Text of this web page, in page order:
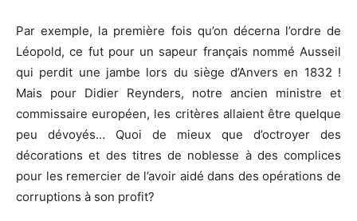
Par exemple, la première fois qu’on décerna l’ordre de
Léopold, ce fut pour un sapeur français nommé Ausseil
qui perdit une jambe lors du siège d’Anvers en 1832 !
Mais pour Didier Reynders, notre ancien ministre et
commissaire européen, les critères allaient être quelque
peu dévoyés… Quoi de mieux que d’octroyer des
décorations et des titres de noblesse à des complices
pour les remercier de l’avoir aidé dans des opérations de
corruptions à son profit?